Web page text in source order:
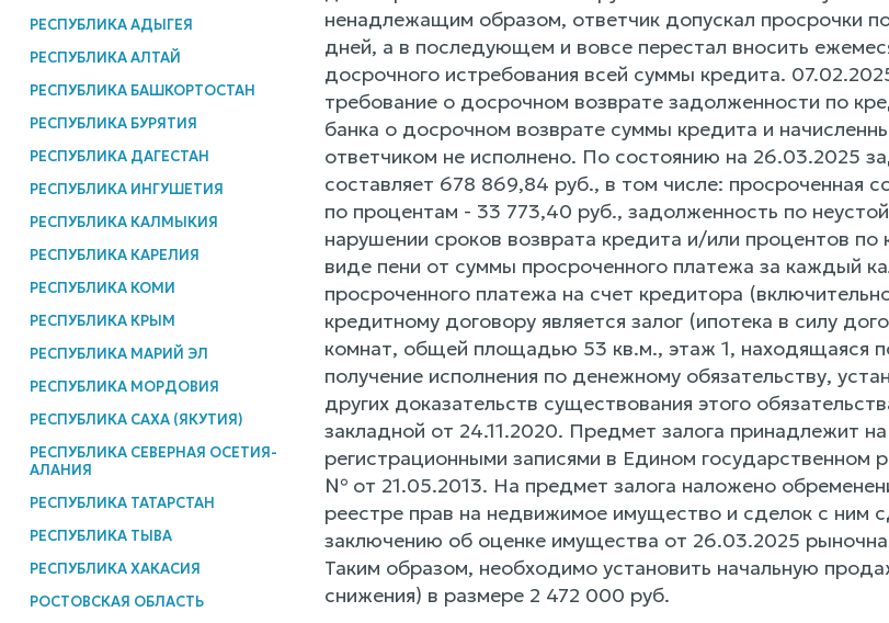
РЕСПУБЛИКА АДЫГЕЯ
РЕСПУБЛИКА АЛТАЙ
РЕСПУБЛИКА БАШКОРТОСТАН
РЕСПУБЛИКА БУРЯТИЯ
РЕСПУБЛИКА ДАГЕСТАН
РЕСПУБЛИКА ИНГУШЕТИЯ
РЕСПУБЛИКА КАЛМЫКИЯ
РЕСПУБЛИКА КАРЕЛИЯ
РЕСПУБЛИКА КОМИ
РЕСПУБЛИКА КРЫМ
РЕСПУБЛИКА МАРИЙ ЭЛ
РЕСПУБЛИКА МОРДОВИЯ
РЕСПУБЛИКА САХА (ЯКУТИЯ)
РЕСПУБЛИКА СЕВЕРНАЯ ОСЕТИЯ-
АЛАНИЯ
РЕСПУБЛИКА ТАТАРСТАН
РЕСПУБЛИКА ТЫВА
РЕСПУБЛИКА ХАКАСИЯ
РОСТОВСКАЯ ОБЛАСТЬ
ненадлежащим образом, ответчик допускал просрочки
дней, а в последующем и вовсе перестал вносить
досрочного истребования всей суммы кредита.
требование о досрочном возврате задолженности по
банка о досрочном возврате суммы кредита и
ответчиком не исполнено. По состоянию на 26.03.2025
составляет 678 869,84 руб., в том числе: просроченная
по процентам - 33 773,40 руб., задолженность по
нарушении сроков возврата кредита и/или процентов
виде пени от суммы просроченного платежа за каждый
просроченного платежа на счет кредитора
кредитному договору является залог (ипотека в силу
комнат, общей площадью 53 кв.м., этаж 1, находящаяся
получение исполнения по денежному обязательству,
других доказательств существования этого
закладной от 24.11.2020. Предмет залога принадлежит
регистрационными записями в Едином
№ от 21.05.2013. На предмет залога наложено
реестре прав на недвижимое имущество и сделок с ним
заключению об оценке имущества от 26.03.2025
Таким образом, необходимо установить начальную
снижения) в размере 2 472 000 руб.